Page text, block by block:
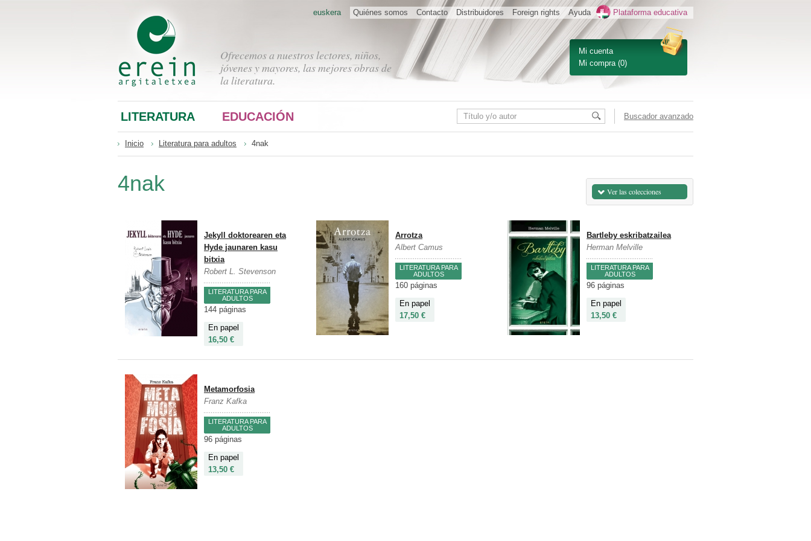
Mi cuenta
Mi compra (0)
Ofrecemos a nuestros lectores, niños,
jóvenes y mayores, las mejores obras de
la literatura.
Quiénes somos Contacto Distribuidores Foreign rights Ayuda Plataforma educativa
euskera
LITERATURA EDUCACIÓN Buscador avanzado
Inicio Literatura para adultos 4nak
4nak Ver las colecciones
Jekyll doktorearen eta
Hyde jaunaren kasu
bitxia
Robert L. Stevenson
LITERATURA PARA
ADULTOS
144 páginas
En papel
16,50 €
Arrotza
Albert Camus
LITERATURA PARA
ADULTOS
160 páginas
En papel
17,50 €
Bartleby eskribatzailea
Herman Melville
LITERATURA PARA
ADULTOS
96 páginas
En papel
13,50 €
Metamorfosia
Franz Kafka
LITERATURA PARA
ADULTOS
96 páginas
En papel
13,50 €